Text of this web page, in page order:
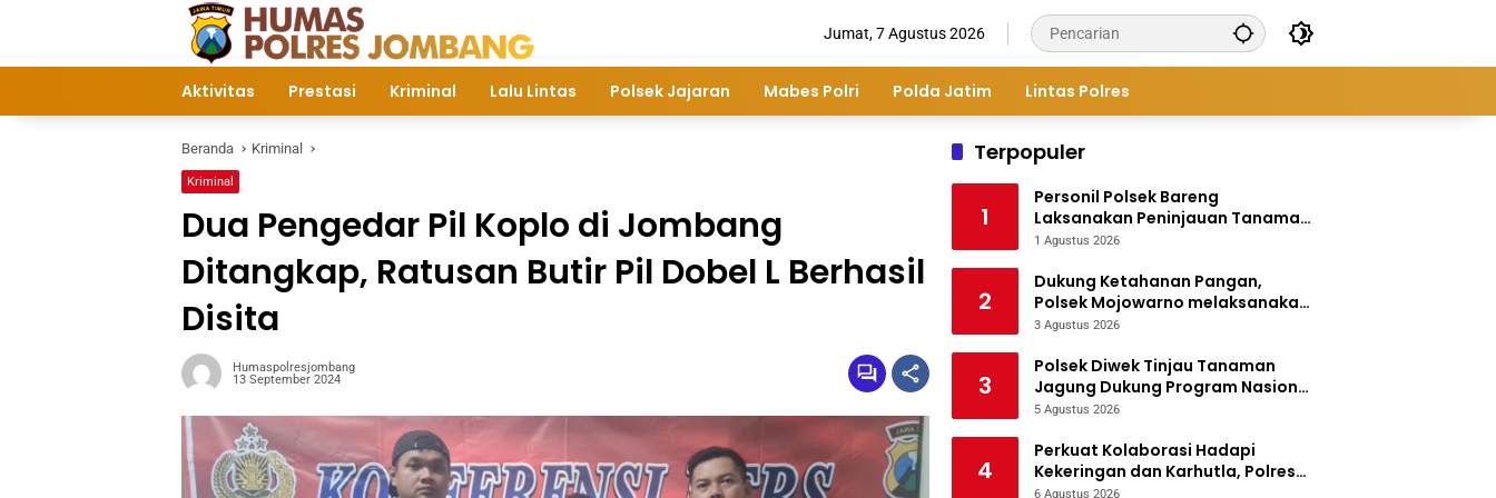
Jumat, 7 Agustus 2026
Aktivitas Prestasi Kriminal Lalu Lintas Polsek Jajaran Mabes Polri Polda Jatim Lintas Polres
Beranda Kriminal
Kriminal
Dua Pengedar Pil Koplo di Jombang
Ditangkap, Ratusan Butir Pil Dobel L Berhasil
Disita
Humaspolresjombang
13 September 2024
Terpopuler
1
Personil Polsek Bareng
Laksanakan Peninjauan Tanaman
Jagung Dukung Program
1 Agustus 2026
2
Dukung Ketahanan Pangan,
Polsek Mojowarno melaksanakan
Pengecekan Tanaman Jagung
3 Agustus 2026
3
Polsek Diwek Tinjau Tanaman
Jagung Dukung Program Nasional
Asta Cita
5 Agustus 2026
4
Perkuat Kolaborasi Hadapi
Kekeringan dan Karhutla, Polres
Jombang Gelar Apel Siaga
6 Agustus 2026